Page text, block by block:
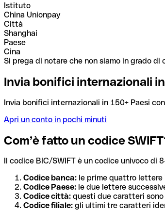
Istituto
China Unionpay
Città
Shanghai
Paese
Cina
Si prega di notare che non siamo in grado
Invia bonifici internazionali
Invia bonifici internazionali in 150+ Paesi
Apri un conto in pochi minuti
Com’è fatto un codice
Il codice BIC/SWIFT è un codice univoco
Codice banca: le prime quattro lettere
Codice Paese: le due lettere
Codice città: questi due caratteri sono
Codice filiale: gli ultimi tre caratteri